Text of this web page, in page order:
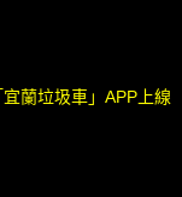
蘭垃圾車」APP上線